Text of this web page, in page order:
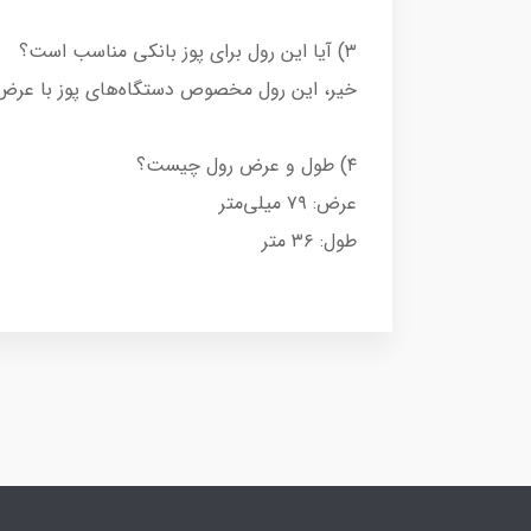
۳) آیا این رول برای پوز بانکی مناسب است؟
خیر، این رول مخصوص دستگاه‌های پوز با عرض ۵۶ میلی‌متر
۴) طول و عرض رول چیست؟
عرض: ۷۹ میلی‌متر
طول: ۳۶ متر